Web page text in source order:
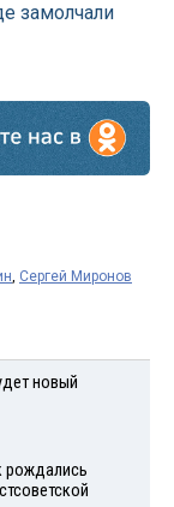
замолчали
, Сергей Миронов
новый
рождались